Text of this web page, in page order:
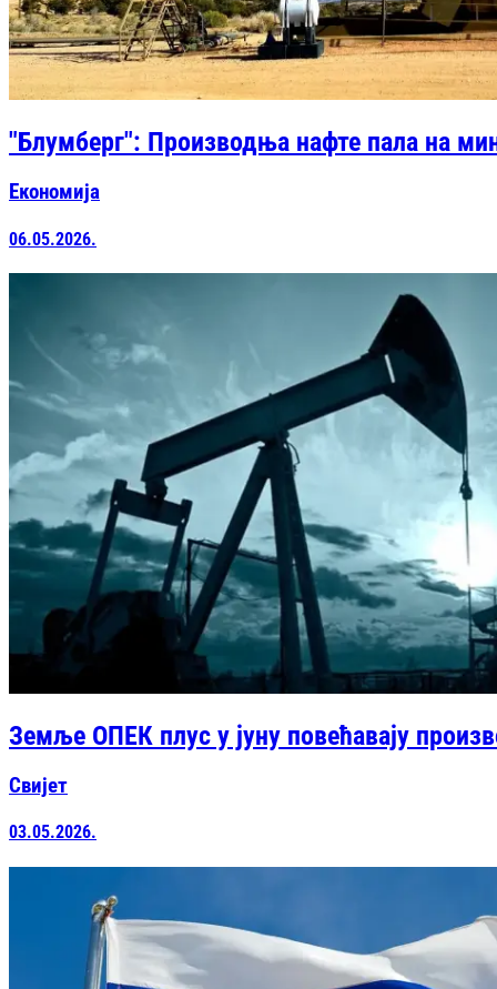
"Блумберг": Производња нафте пала на
Економија
06.05.2026.
Земље ОПЕК плус у јуну повећавају
Свијет
03.05.2026.